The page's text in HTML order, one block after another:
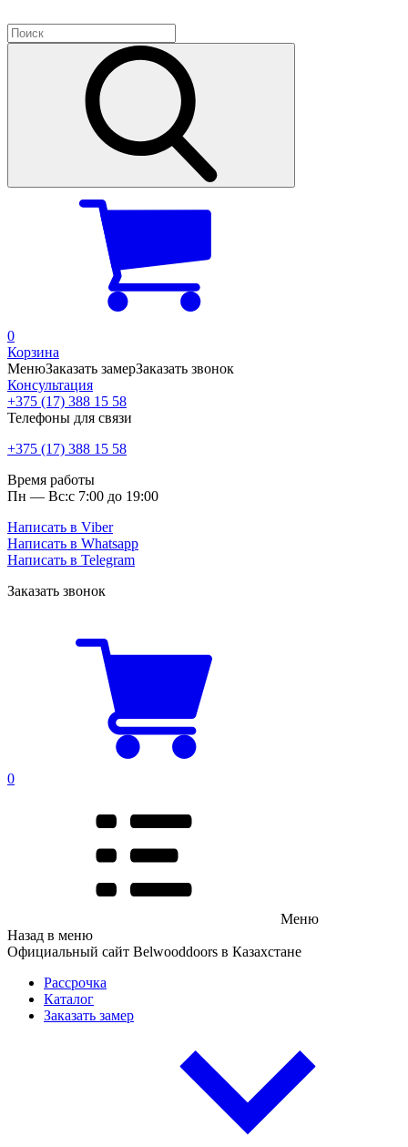
0
Корзина
МенюЗаказать замерЗаказать звонок
Консультация
+375 (17) 388 15 58
Телефоны для связи
+375 (17) 388 15 58
Время работы
Пн — Вс:с 7:00 до 19:00
Написать в Viber
Написать в Whatsapp
Написать в Telegram
Заказать звонок
0
Меню
Назад в меню
Официальный сайт Belwooddoors в Казахстане
Рассрочка
Каталог
Заказать замер